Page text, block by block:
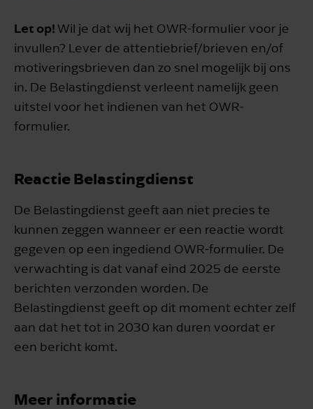
Let op!Wil je dat wij het OWR-formulier voor je
invullen? Lever de attentiebrief/brieven en/of
motiveringsbrieven dan zo snel mogelijk bij ons
in. De Belastingdienst verleent namelijk geen
uitstel voor het indienen van het OWR-
formulier.
Reactie Belastingdienst
De Belastingdienst geeft aan niet precies te
kunnen zeggen wanneer er een reactie wordt
gegeven op een ingediend OWR-formulier. De
verwachting is dat vanaf eind 2025 de eerste
berichten verzonden worden. De
Belastingdienst geeft op dit moment echter zelf
aan dat het tot in 2030 kan duren voordat er
een bericht komt.
Meer informatie